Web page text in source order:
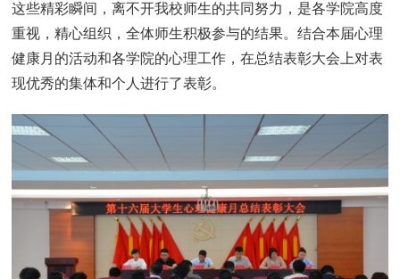
这些精彩瞬间，离不开我校师生的共同努力，是各学院高度
重视，精心组织，全体师生积极参与的结果。结合本届心理
健康月的活动和各学院的心理工作，在总结表彰大会上对表
现优秀的集体和个人进行了表彰。